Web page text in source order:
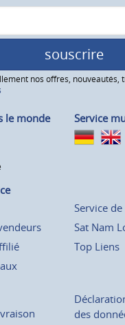
souscrire
nos offres, nouveautés,
le monde
Service
Service
Sat Nam
Top Liens
des